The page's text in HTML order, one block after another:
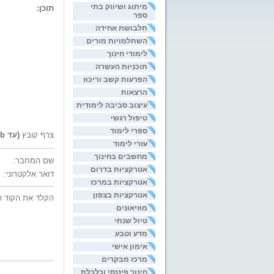
מיתוג ושיווק בתי
ספר
תלבושת אחידה
השתלמויות מורים
לימודי חינוך
תוכניות העשרה
הפרעות קשב וריכוז
הרצאות
עיצוב סביבה לימודית
טיפול רגשי
ספרי לימוד
עזרי לימוד
מחשבים בחינוך
אטרקציות בדרום
אטרקציות במרכז
אטרקציות בצפון
מוזיאונים
טיול שנתי
מדע וטבע
אימון אישי
מרכז מבקרים
חינוך פיננסי וכלכלת
תוכן:
צרף קובץ(עד 200kb)
שם המחבר:
דואר אלקטרוני:
הקלד את הקוד